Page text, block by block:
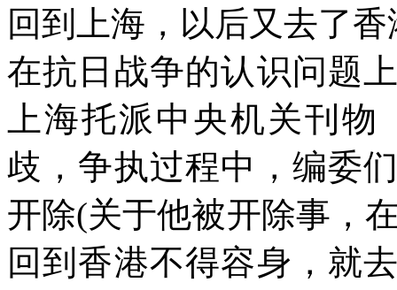
回到上海，以后又去了
在抗日战争的认识问题
上海托派中央机关刊
歧，争执过程中，编委
开除(关于他被开除事，
回到香港不得容身，就